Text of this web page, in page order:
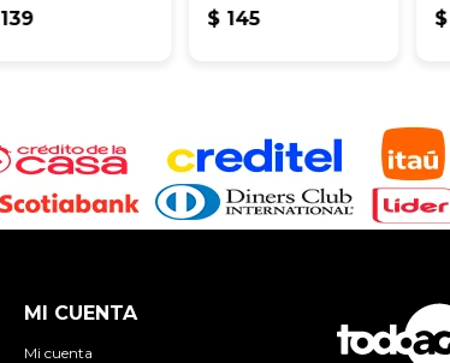
139 $ 145 $
MI CUENTA
Mi cuenta